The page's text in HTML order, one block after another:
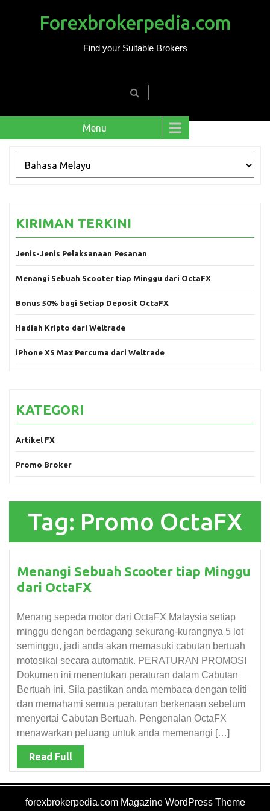
Forexbrokerpedia.com
Find your Suitable Brokers
Menu
KIRIMAN TERKINI
Jenis-Jenis Pelaksanaan Pesanan
Menangi Sebuah Scooter tiap Minggu dari OctaFX
Bonus 50% bagi Setiap Deposit OctaFX
Hadiah Kripto dari Weltrade
iPhone XS Max Percuma dari Weltrade
KATEGORI
Artikel FX
Promo Broker
Tag: Promo OctaFX
Menangi Sebuah Scooter tiap Minggu
dari OctaFX
Menang sepeda motor dari OctaFX Malaysia setiap
minggu dengan berdagang sekurang-kurangnya 5 lot
seminggu, jadi anda akan memasuki cabutan bertuah
motosikal secara automatik. PERATURAN PROMOSI
Dokumen ini menentukan peraturan dalam Cabutan
Bertuah ini. Sila pastikan anda membaca dengan teliti
dan memahami semua peraturan berkenaan sebelum
menyertai Cabutan Bertuah. Pengenalan OctaFX
menawarkan peluang untuk anda memenangi […]
Read Full
forexbrokerpedia.com Magazine WordPress Theme